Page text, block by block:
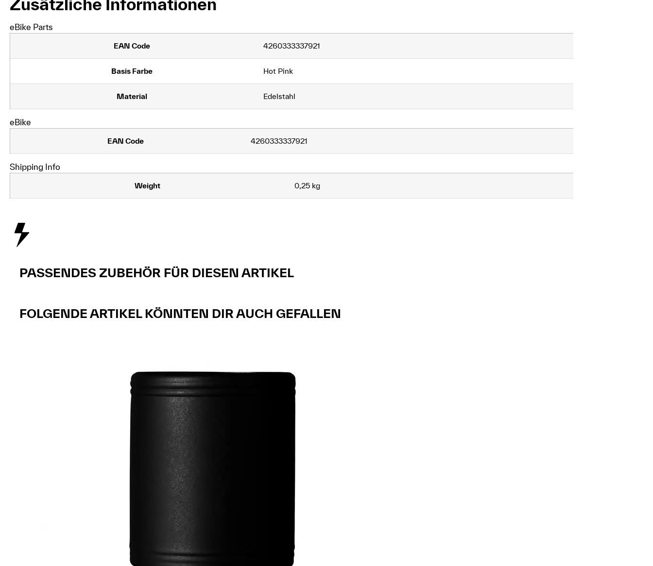
Zusätzliche Informationen
eBike Parts
EAN Code 4260333337921
Basis Farbe Hot Pink
Material Edelstahl
eBike
EAN Code 4260333337921
Shipping Info
Weight 0,25 kg
PASSENDES ZUBEHÖR FÜR DIESEN ARTIKEL
FOLGENDE ARTIKEL KÖNNTEN DIR AUCH GEFALLEN​​